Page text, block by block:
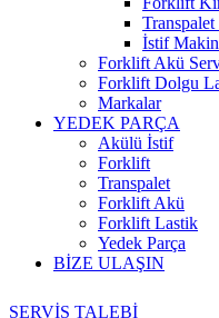
İstif
Forklift Akü
Forklift Dolgu
Markalar
YEDEK PARÇA
Akülü İstif
Forklift
Transpalet
Forklift Akü
Forklift Lastik
Yedek Parça
BİZE ULAŞIN
SERVİS TALEBİ